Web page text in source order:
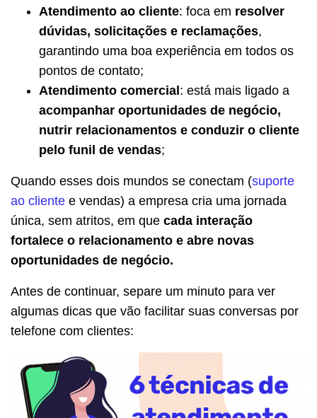
Atendimento ao cliente: foca em resolver
dúvidas, solicitações e reclamações,
garantindo uma boa experiência em todos os
pontos de contato;
Atendimento comercial: está mais ligado a
acompanhar oportunidades de negócio,
nutrir relacionamentos e conduzir o cliente
pelo funil de vendas;
Quando esses dois mundos se conectam (suporte
ao cliente e vendas) a empresa cria uma jornada
única, sem atritos, em que cada interação
fortalece o relacionamento e abre novas
oportunidades de negócio.
Antes de continuar, separe um minuto para ver
algumas dicas que vão facilitar suas conversas por
telefone com clientes: